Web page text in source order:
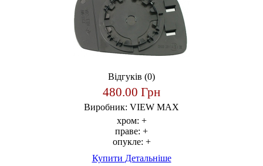
Відгуків (0)
480.00 Грн
Виробник: VIEW MAX
хром: +
праве: +
опукле: +
Купити Детальніше